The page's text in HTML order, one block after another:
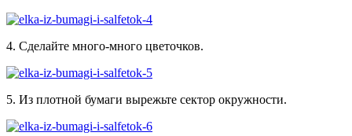
4. Сделайте много-много цветочков.
5. Из плотной бумаги вырежьте сектор окружности.